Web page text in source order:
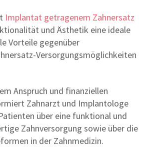
Implantat getragenem Zahnersatz
und Ästhetik eine ideale
Vorteile gegenüber
Versorgungsmöglichkeiten
Anspruch und finanziellen
Zahnarzt und Implantologe
über eine funktional und
Zahnversorgung sowie über die
in der Zahnmedizin.